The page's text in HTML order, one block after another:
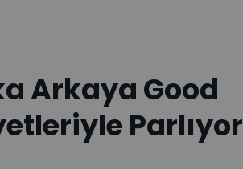
Arkaya Good
Parlıyor